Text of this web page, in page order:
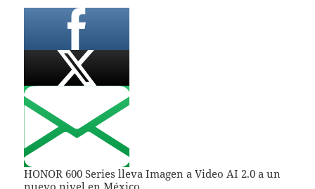
HONOR 600 Series lleva Imagen a Video AI 2.0 a un